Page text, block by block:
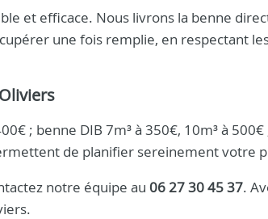
et efficace. Nous livrons la benne
une fois remplie, en respectant
; benne DIB 7m³ à 350€, 10m³ à
de planifier sereinement votre
notre équipe au 06 27 30 45 37.